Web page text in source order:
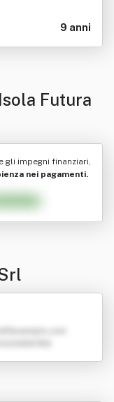
9 anni
Isola Futura
gli impegni finanziari,
nei pagamenti.